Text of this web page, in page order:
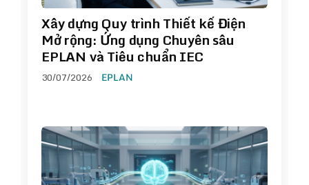
Xây dựng Quy trình Thiết kế Điện
Mở rộng: Ứng dụng Chuyên sâu
EPLAN và Tiêu chuẩn IEC
30/07/2026 EPLAN